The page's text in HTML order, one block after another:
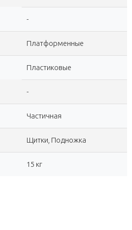
-
Платформенные
Пластиковые
-
Частичная
Щитки, Подножка
15 кг